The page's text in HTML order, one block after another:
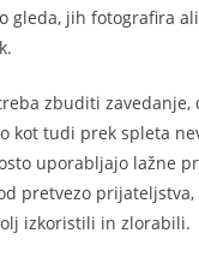
gleda, jih fotografira
zbuditi zavedanje,
kot tudi prek spleta
uporabljajo lažne
pretvezo
izkoristili in zlorabili.